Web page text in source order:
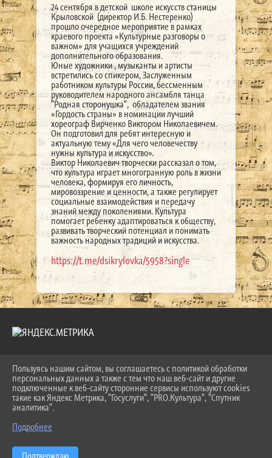
24 сентября в детской школе искусств станицы
Крыловской (директор И.Б. Нестеренко)
прошло очередное мероприятие в рамках
краевого проекта «Культурные разговоры о
важном» для учащихся учреждений
дополнительного образования.
Юные художники , музыканты и артисты
встретились со спикером, Заслуженным
работником культуры России, бессменным
руководителем народного ансамбля танца
"Родная сторонушка", обладателем звания
«Гордость страны» в номинации лучший
хореограф Вирченко Виктором Николаевичем.
Он подготовил для ребят интересную и
актуальную тему «Для чего человечеству
нужны культура и искусство».
Виктор Николаевич творчески рассказал о том,
что культура играет многогранную роль в жизни
человека, формируя его личность,
мировоззрение и ценности, а также регулирует
социальные взаимодействия и передачу
знаний между поколениями. Культура
помогает ребенку адаптироваться к обществу,
развивать творческий потенциал и понимать
важность народных традиций и искусства.
https://t.me/dsikrylovka/5958?single
2026 Г. LKDSHI.RU
ВХОД
КАРТА САЙТА
ПОЛИТИКА ОБРАБОТКИ ПЕРСОНАЛЬНЫХ ДАННЫХ
СДЕЛАНО НА KUBCMS
Пользуясь нашим сайтом, вы соглашаетесь с политикой обработки
персональных данных а также с тем что наш веб-сайт и другие
подключенные к веб-сайту сторонние сервисы используют cookies
такие как Яндекс Метрика, "Госуслуги", "PRO.Культура", "Спутник
аналитика".
Подробнее